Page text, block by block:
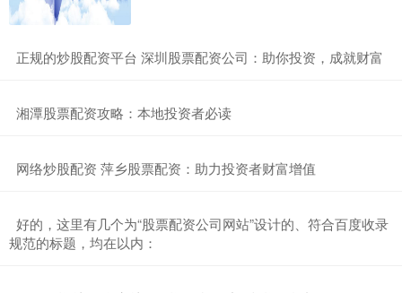
​正规的炒股配资平台 深圳股票配资公司：助你投资，成就财富
​湘潭股票配资攻略：本地投资者必读
​网络炒股配资 萍乡股票配资：助力投资者财富增值
​好的，这里有几个为“股票配资公司网站”设计的、符合百度收录
规范的标题，均在以内：